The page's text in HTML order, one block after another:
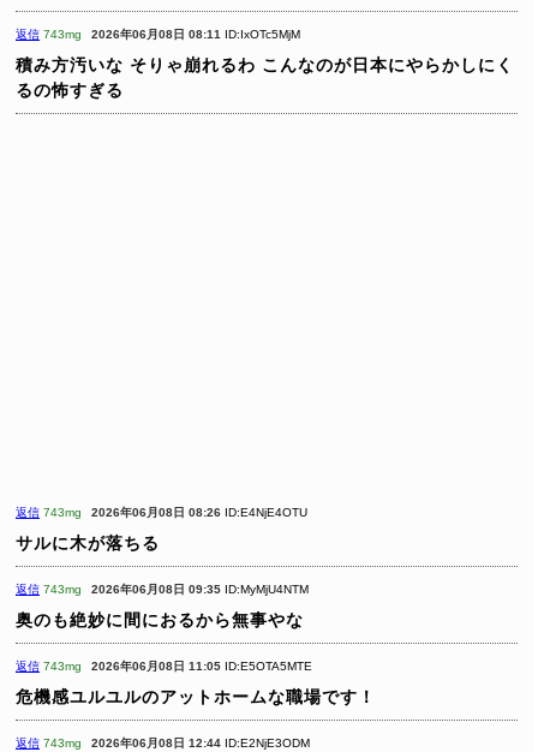
返信 743mg 2026年06月08日 08:11 ID:IxOTc5MjM
積み方汚いな そりゃ崩れるわ こんなのが日本にやらかしにく
るの怖すぎる
返信 743mg 2026年06月08日 08:26 ID:E4NjE4OTU
サルに木が落ちる
返信 743mg 2026年06月08日 09:35 ID:MyMjU4NTM
奥のも絶妙に間におるから無事やな
返信 743mg 2026年06月08日 11:05 ID:E5OTA5MTE
危機感ユルユルのアットホームな職場です！
返信 743mg 2026年06月08日 12:44 ID:E2NjE3ODM